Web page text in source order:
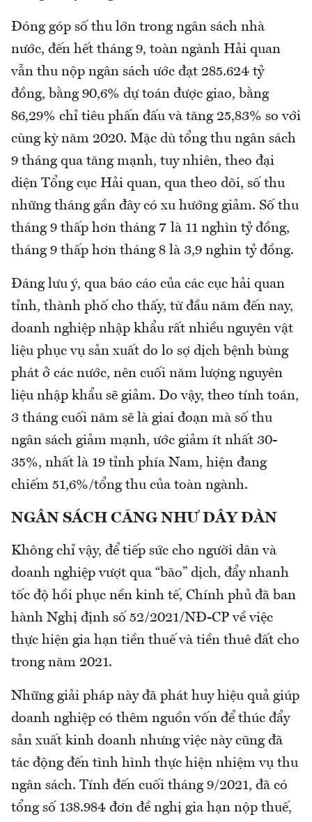
Đóng góp số thu lớn trong ngân sách nhà
nước, đến hết tháng 9, toàn ngành Hải quan
vẫn thu nộp ngân sách ước đạt 285.624 tỷ
đồng, bằng 90,6% dự toán được giao, bằng
86,29% chỉ tiêu phấn đấu và tăng 25,83% so với
cùng kỳ năm 2020. Mặc dù tổng thu ngân sách
9 tháng qua tăng mạnh, tuy nhiên, theo đại
diện Tổng cục Hải quan, qua theo dõi, số thu
những tháng gần đây có xu hướng giảm. Số thu
tháng 9 thấp hơn tháng 7 là 11 nghìn tỷ đồng,
tháng 9 thấp hơn tháng 8 là 3,9 nghìn tỷ đồng.
Đáng lưu ý, qua báo cáo của các cục hải quan
tỉnh, thành phố cho thấy, từ đầu năm đến nay,
doanh nghiệp nhập khẩu rất nhiều nguyên vật
liệu phục vụ sản xuất do lo sợ dịch bệnh bùng
phát ở các nước, nên cuối năm lượng nguyên
liệu nhập khẩu sẽ giảm. Do vậy, theo tính toán,
3 tháng cuối năm sẽ là giai đoạn mà số thu
ngân sách giảm mạnh, ước giảm ít nhất 30-
35%, nhất là 19 tỉnh phía Nam, hiện đang
chiếm 51,6%/tổng thu của toàn ngành.
NGÂN SÁCH CĂNG NHƯ DÂY ĐÀN
Không chỉ vậy, để tiếp sức cho người dân và
doanh nghiệp vượt qua “bão” dịch, đẩy nhanh
tốc độ hồi phục nền kinh tế, Chính phủ đã ban
hành Nghị định số 52/2021/NĐ-CP về việc
thực hiện gia hạn tiền thuế và tiền thuê đất cho
trong năm 2021.
Những giải pháp này đã phát huy hiệu quả giúp
doanh nghiệp có thêm nguồn vốn để thúc đẩy
sản xuất kinh doanh nhưng việc này cũng đã
tác động đến tình hình thực hiện nhiệm vụ thu
ngân sách. Tính đến cuối tháng 9/2021, đã có
tổng số 138.984 đơn đề nghị gia hạn nộp thuế,